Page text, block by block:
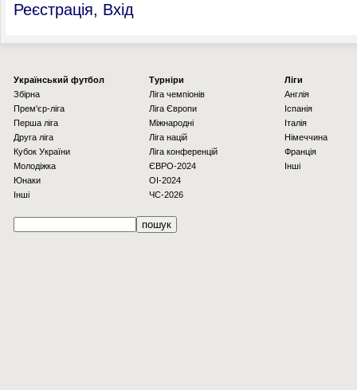
Реєстрація, Вхід
Українcький футбол
Збірна
Прем'єр-ліга
Перша ліга
Друга ліга
Кубок України
Молодіжка
Юнаки
Інші
Турніри
Ліга чемпіонів
Ліга Європи
Міжнародні
Ліга націй
Ліга конференцій
ЄВРО-2024
OI-2024
ЧС-2026
Ліги
Англія
Іспанія
Італія
Німеччина
Франція
Інші